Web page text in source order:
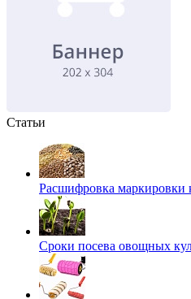
Статьи
Расшифровка маркировки
Сроки посева овощных